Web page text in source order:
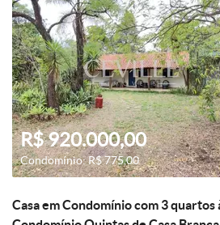
R$ 920.000,00
Condomínio: R$ 775,00
Casa em Condomínio com 3 quartos